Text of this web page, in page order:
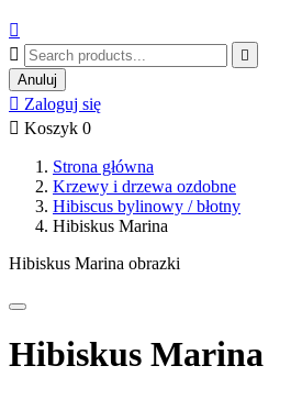



Anuluj
 Zaloguj się
 Koszyk 0
Strona główna
Krzewy i drzewa ozdobne
Hibiscus bylinowy / błotny
Hibiskus Marina
Hibiskus Marina obrazki
Hibiskus Marina